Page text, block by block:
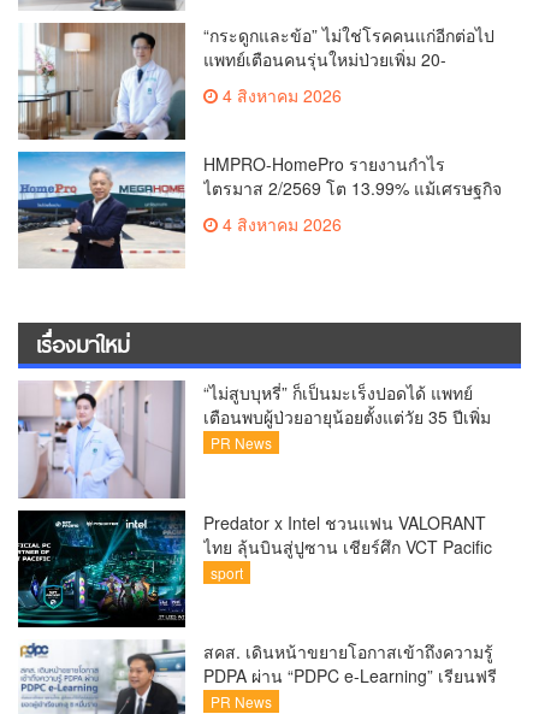
แล้ว
“กระดูกและข้อ” ไม่ใช่โรคคนแก่อีกต่อไป
แพทย์เตือนคนรุ่นใหม่ป่วยเพิ่ม 20-
กระแสกีฬา
4 สิงหาคม 2026
HMPRO-HomePro รายงานกำไร
ไตรมาส 2/2569 โต 13.99% แม้เศรษฐกิจ
ผันผวนเดินหน้าขยายสาขา เสริมพอร์ต
Private Brand ดัน Gross Margin เพิ่มขึ้น
4 สิงหาคม 2026
เรื่องมาใหม่
“ไม่สูบบุหรี่” ก็เป็นมะเร็งปอดได้ แพทย์
เตือนพบผู้ป่วยอายุน้อยตั้งแต่วัย 35 ปีเพิ่ม
ขึ้นคนไทยกว่า 70% รู้ตัวเมื่อโรคลุกลาม
PR News
Predator x Intel ชวนแฟน VALORANT
ไทย ลุ้นบินสู่ปูซาน เชียร์ศึก VCT Pacific
Finals Busan ประเทศเกาหลีใต้ Predator
สุดพิเศษตลอดทัวร์นาเมนต์
sport
สคส. เดินหน้าขยายโอกาสเข้าถึงความรู้
PDPA ผ่าน “PDPC e-Learning” เรียนฟรี
ทุกที่ ทุกเวลา พร้อมประกาศนียบัตร ต่อย
PR News